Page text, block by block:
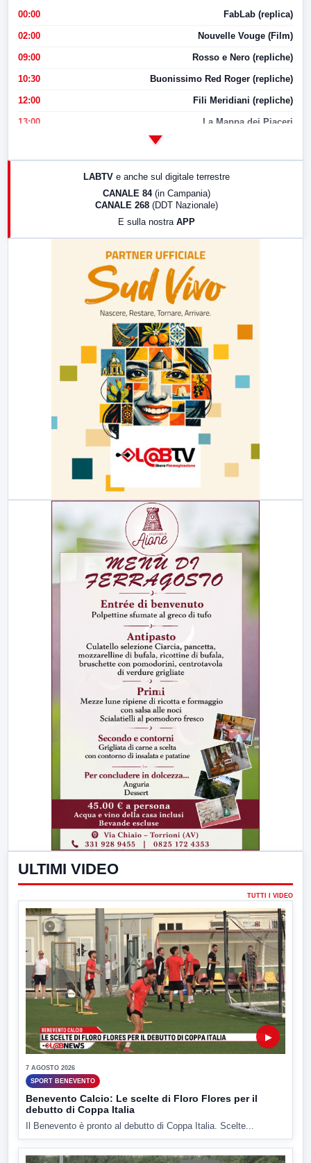
00:00 FabLab (replica)
02:00 Nouvelle Vouge (Film)
09:00 Rosso e Nero (repliche)
10:30 Buonissimo Red Roger (repliche)
12:00 Fili Meridiani (repliche)
13:00 La Mappa dei Piaceri
LABTV e anche sul digitale terrestre
CANALE 84 (in Campania)
CANALE 268 (DDT Nazionale)
E sulla nostra APP
ULTIMI VIDEO
TUTTI I VIDEO
▶
7 AGOSTO 2026
SPORT BENEVENTO
Benevento Calcio: Le scelte di Floro Flores per il
debutto di Coppa Italia
Il Benevento è pronto al debutto di Coppa Italia. Scelte...